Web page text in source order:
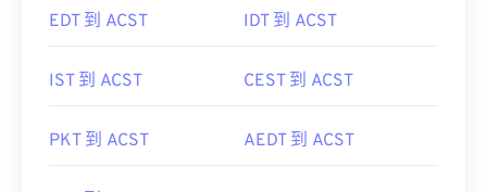
EDT 到 ACST IDT 到 ACST
IST 到 ACST CEST 到 ACST
PKT 到 ACST AEDT 到 ACST